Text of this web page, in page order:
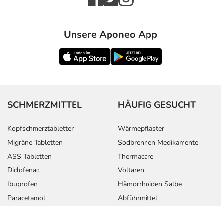
Unsere Aponeo App
SCHMERZMITTEL
Kopfschmerztabletten
Migräne Tabletten
ASS Tabletten
Diclofenac
Ibuprofen
Paracetamol
HÄUFIG GESUCHT
Wärmepflaster
Sodbrennen Medikamente
Thermacare
Voltaren
Hämorrhoiden Salbe
Abführmittel